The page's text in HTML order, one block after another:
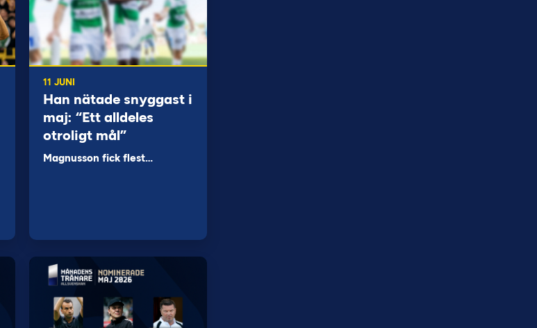
11 JUNI
Han nätade snyggast i
maj: “Ett alldeles
otroligt mål”
Magnusson fick flest…